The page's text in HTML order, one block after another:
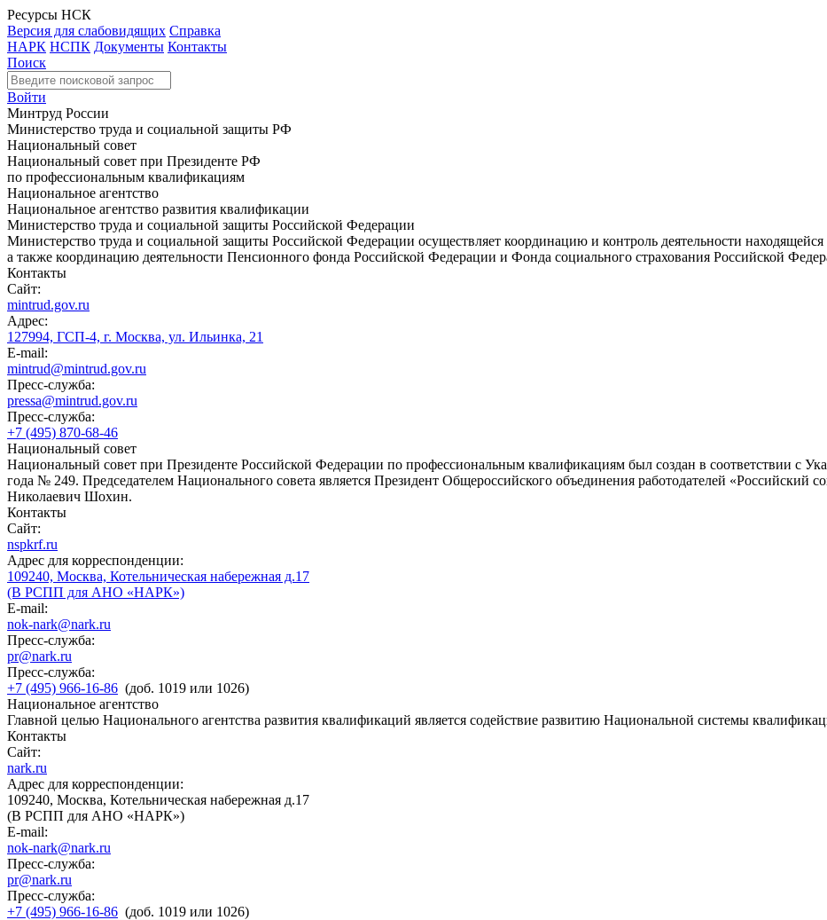
Ресурсы НСК
Версия для слабовидящих Справка
НАРК НСПК Документы Контакты
Поиск
Войти
Минтруд России
Министерство труда и социальной защиты РФ
Национальный совет
Национальный совет при Президенте РФ
по профессиональным квалификациям
Национальное агентство
Национальное агентство развития квалификации
Министерство труда и социальной защиты Российской Федерации
Министерство труда и социальной защиты Российской Федерации осуществляет координацию и контроль деятельности
а также координацию деятельности Пенсионного фонда Российской Федерации и Фонда социального страхования Российской
Контакты
Сайт:
mintrud.gov.ru
Адрес:
127994, ГСП-4, г. Москва, ул. Ильинка, 21
E-mail:
mintrud@mintrud.gov.ru
Пресс-служба:
pressa@mintrud.gov.ru
Пресс-служба:
+7 (495) 870-68-46
Национальный совет
Национальный совет при Президенте Российской Федерации по профессиональным квалификациям был создан в соответствии с
года № 249. Председателем Национального совета является Президент Общероссийского объединения работодателей
Николаевич Шохин.
Контакты
Сайт:
nspkrf.ru
Адрес для корреспонденции:
109240, Москва, Котельническая набережная д.17
(В РСПП для АНО «НАРК»)
E-mail:
nok-nark@nark.ru
Пресс-служба:
pr@nark.ru
Пресс-служба:
+7 (495) 966-16-86 (доб. 1019 или 1026)
Национальное агентство
Главной целью Национального агентства развития квалификаций является содействие развитию Национальной системы
Контакты
Сайт:
nark.ru
Адрес для корреспонденции:
109240, Москва, Котельническая набережная д.17
(В РСПП для АНО «НАРК»)
E-mail:
nok-nark@nark.ru
Пресс-служба:
pr@nark.ru
Пресс-служба:
+7 (495) 966-16-86 (доб. 1019 или 1026)